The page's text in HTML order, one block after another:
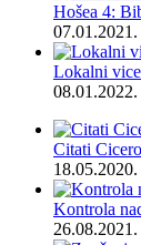
Hošea 4:
07.01.2021.
Lokalni
08.01.2022.
Citati
18.05.2020.
Kontrola
26.08.2021.